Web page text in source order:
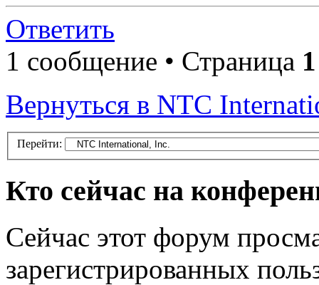
Ответить
1 сообщение • Страница 1
Вернуться в NTC
Перейти:
Кто сейчас на
Сейчас этот форум
зарегистрированных